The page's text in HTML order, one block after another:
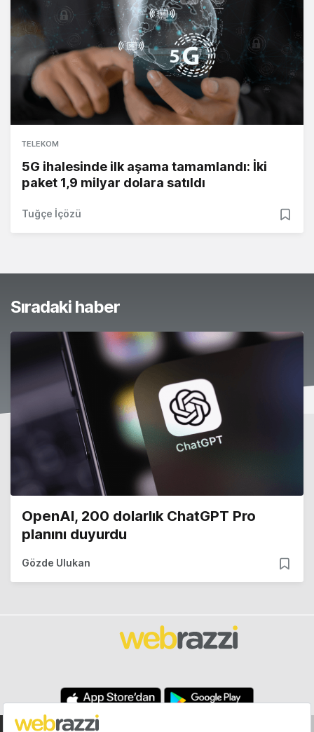
TELEKOM
5G ihalesinde ilk aşama tamamlandı: İki
paket 1,9 milyar dolara satıldı
Tuğçe İçözü
Sıradaki haber
OpenAI, 200 dolarlık ChatGPT Pro
planını duyurdu
Gözde Ulukan